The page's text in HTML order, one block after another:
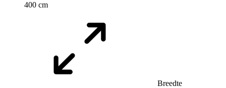
400 cm
Breedte